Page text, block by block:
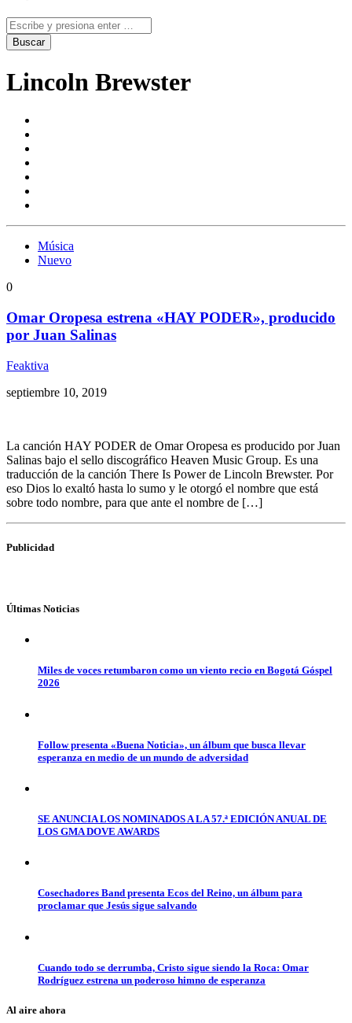
Lincoln Brewster
Música
Nuevo
0
Omar Oropesa estrena «HAY PODER», producido
por Juan Salinas
Feaktiva
septiembre 10, 2019
La canción HAY PODER de Omar Oropesa es producido por Juan
Salinas bajo el sello discográfico Heaven Music Group. Es una
traducción de la canción There Is Power de Lincoln Brewster. Por
eso Dios lo exaltó hasta lo sumo y le otorgó el nombre que está
sobre todo nombre, para que ante el nombre de […]
Publicidad
Últimas Noticias
Miles de voces retumbaron como un viento recio en Bogotá Góspel
2026
Follow presenta «Buena Noticia», un álbum que busca llevar
esperanza en medio de un mundo de adversidad
SE ANUNCIA LOS NOMINADOS A LA 57.ª EDICIÓN ANUAL DE
LOS GMA DOVE AWARDS
Cosechadores Band presenta Ecos del Reino, un álbum para
proclamar que Jesús sigue salvando
Cuando todo se derrumba, Cristo sigue siendo la Roca: Omar
Rodríguez estrena un poderoso himno de esperanza
Al aire ahora